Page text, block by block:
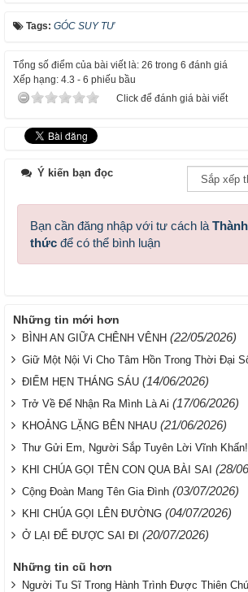
Tags: GÓC SUY TƯ
Tổng số điểm của bài viết là: 26 trong 6 đánh giá
Xếp hạng: 4.3 - 6 phiếu bầu
Click để đánh giá bài viết
Ý kiến bạn đọc
Bạn cần đăng nhập với tư cách là
thức để có thể bình luận
Những tin mới hơn
BÌNH AN GIỮA CHÊNH VÊNH (22/05/2026)
Giữ Một Nội Vi Cho Tâm Hồn Trong Thời Đại
ĐIỂM HẸN THÁNG SÁU (14/06/2026)
Trở Về Để Nhận Ra Mình Là Ai (17/06/2026)
KHOẢNG LẶNG BÊN NHAU (21/06/2026)
Thư Gửi Em, Người Sắp Tuyên Lời Vĩnh Khấn!
KHI CHÚA GỌI TÊN CON QUA BÀI SAI (28/
Cộng Đoàn Mang Tên Gia Đình (03/07/2026)
KHI CHÚA GỌI LÊN ĐƯỜNG (04/07/2026)
Ở LẠI ĐỂ ĐƯỢC SAI ĐI (20/07/2026)
Những tin cũ hơn
Người Tu Sĩ Trong Hành Trình Được Thiên